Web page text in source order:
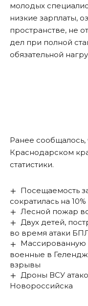
молодых
низкие зарплаты,
пространстве, не
дел при полной
обязательной
Ранее сообщалось,
Краснодарском
статистики.
Посещаемость
сократилась на 10%
Лесной пожар
Двух детей,
во время атаки
Массированную
военные в
взрывы
Дроны ВСУ
Новороссийска